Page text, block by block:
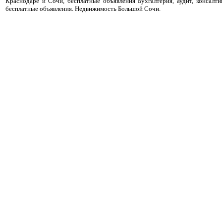
бесплатные объявления. Недвижимость Большой Сочи.